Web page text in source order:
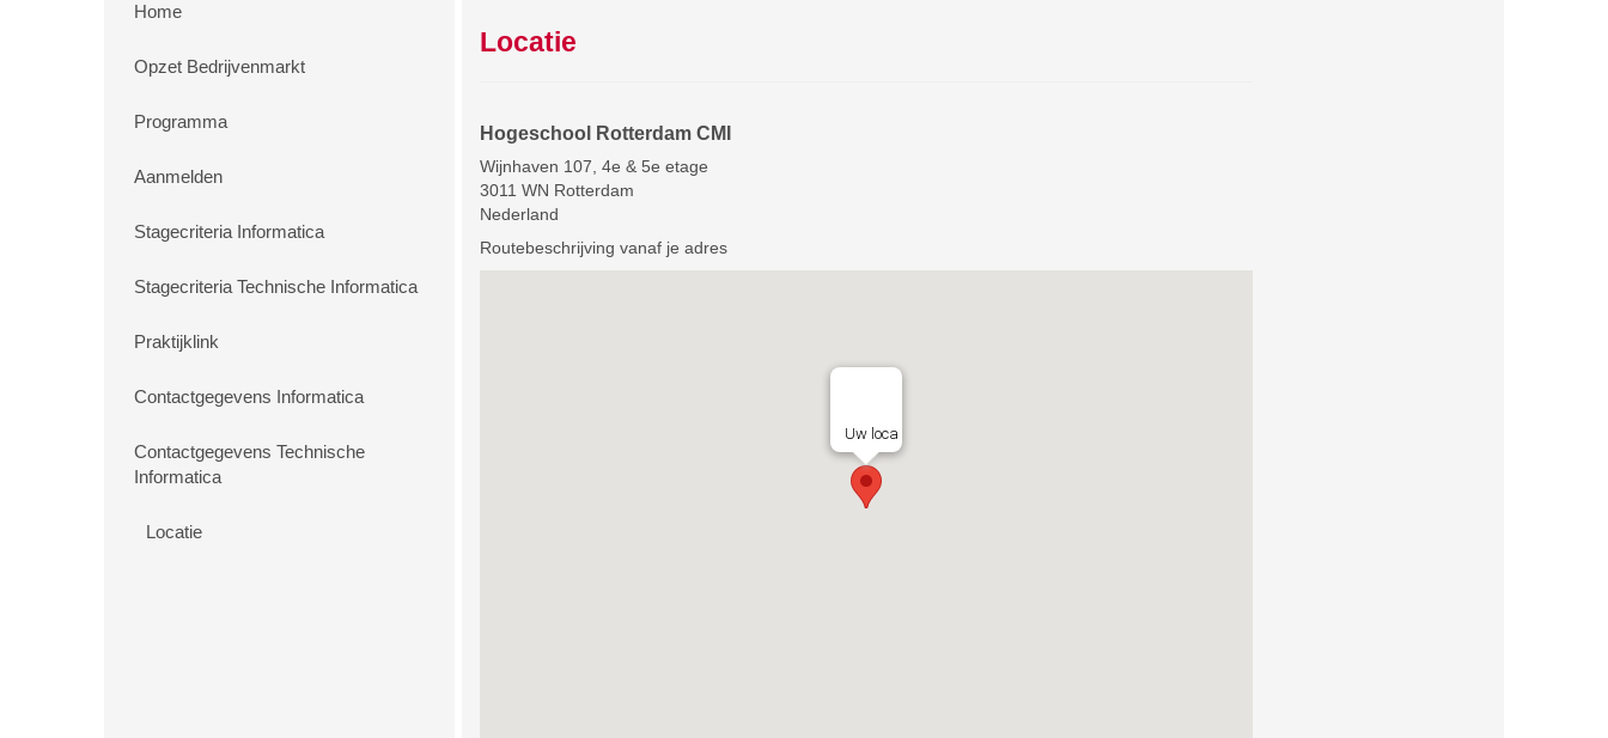
Home
Opzet Bedrijvenmarkt
Programma
Aanmelden
Stagecriteria Informatica
Stagecriteria Technische Informatica
Praktijklink
Contactgegevens Informatica
Contactgegevens Technische
Informatica
Locatie
Locatie
Hogeschool Rotterdam CMI
Wijnhaven 107, 4e & 5e etage
3011 WN Rotterdam
Nederland
Routebeschrijving vanaf je adres
Uw loca